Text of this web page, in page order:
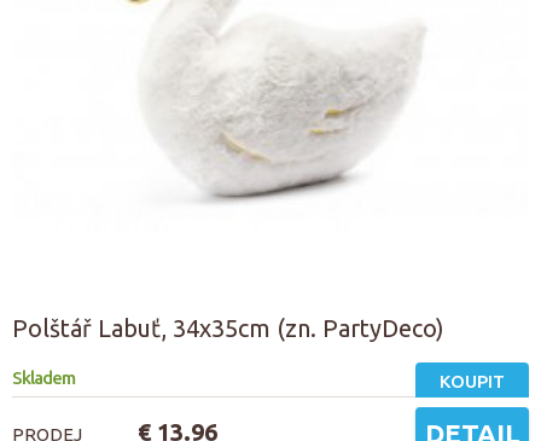
Polštář Labuť, 34x35cm (zn. PartyDeco)
Skladem KOUPIT
PRODEJ € 13.96 DETAIL